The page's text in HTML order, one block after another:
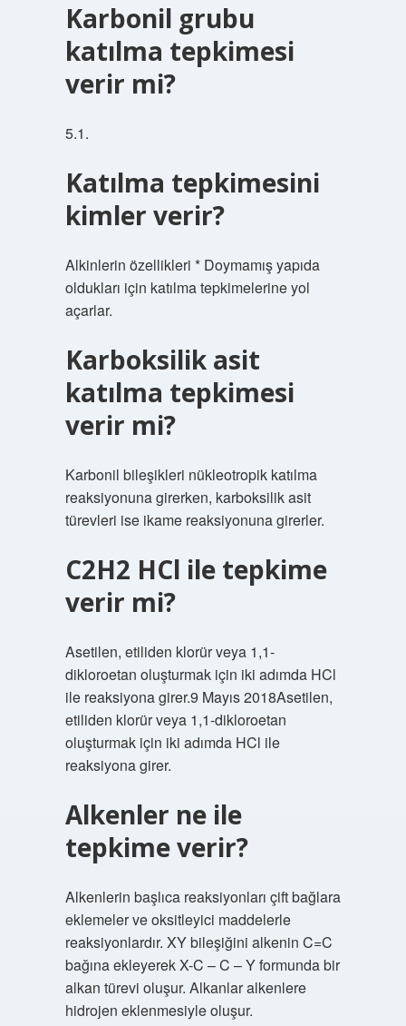
Karbonil grubu
katılma tepkimesi
verir mi?
5.1.
Katılma tepkimesini
kimler verir?
Alkinlerin özellikleri * Doymamış yapıda
oldukları için katılma tepkimelerine yol
açarlar.
Karboksilik asit
katılma tepkimesi
verir mi?
Karbonil bileşikleri nükleotropik katılma
reaksiyonuna girerken, karboksilik asit
türevleri ise ikame reaksiyonuna girerler.
C2H2 HCl ile tepkime
verir mi?
Asetilen, etiliden klorür veya 1,1-
dikloroetan oluşturmak için iki adımda HCl
ile reaksiyona girer.9 Mayıs 2018Asetilen,
etiliden klorür veya 1,1-dikloroetan
oluşturmak için iki adımda HCl ile
reaksiyona girer.
Alkenler ne ile
tepkime verir?
Alkenlerin başlıca reaksiyonları çift bağlara
eklemeler ve oksitleyici maddelerle
reaksiyonlardır. XY bileşiğini alkenin C=C
bağına ekleyerek X-C – C – Y formunda bir
alkan türevi oluşur. Alkanlar alkenlere
hidrojen eklenmesiyle oluşur.